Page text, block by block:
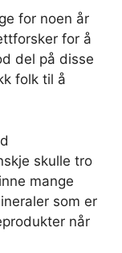
for noen år
for å
del på disse
folk til å
skulle tro
mange
som er
når